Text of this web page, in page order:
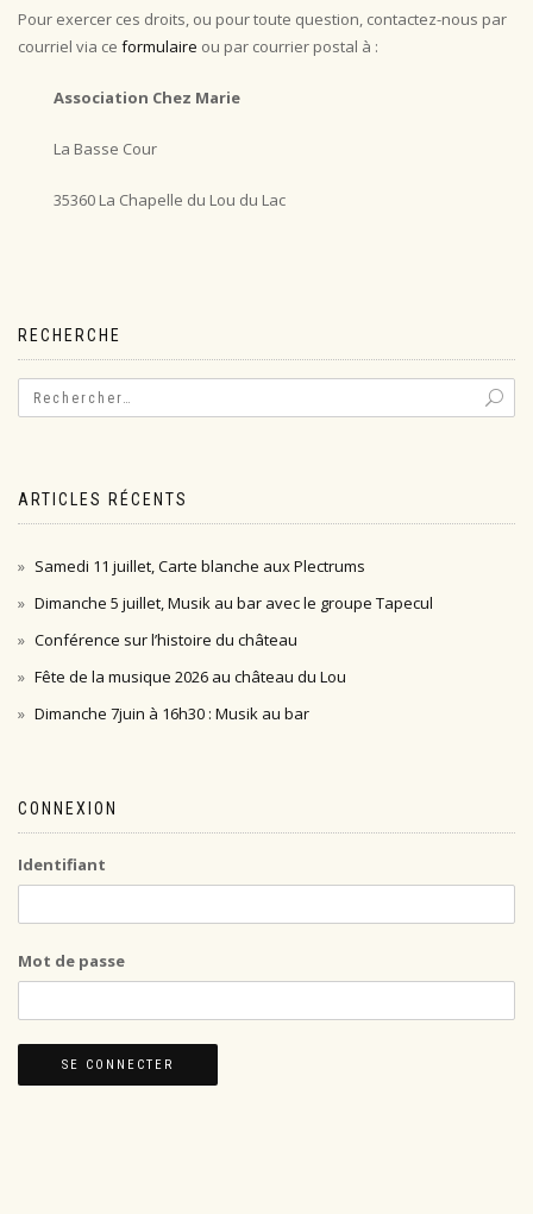
Pour exercer ces droits, ou pour toute question, contactez-nous par
courriel via ce formulaire ou par courrier postal à :
Association Chez Marie
La Basse Cour
35360 La Chapelle du Lou du Lac
RECHERCHE
ARTICLES RÉCENTS
Samedi 11 juillet, Carte blanche aux Plectrums
Dimanche 5 juillet, Musik au bar avec le groupe Tapecul
Conférence sur l’histoire du château
Fête de la musique 2026 au château du Lou
Dimanche 7juin à 16h30 : Musik au bar
CONNEXION
Identifiant
Mot de passe